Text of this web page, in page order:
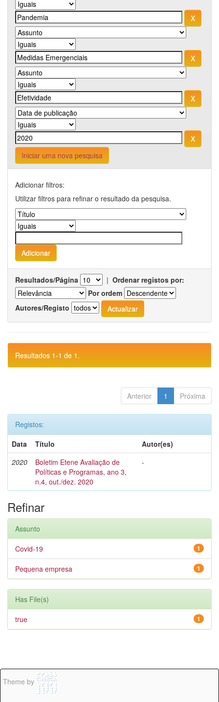
Iniciar uma nova pesquisa
Adicionar filtros:
Utilizar filtros para refinar o resultado da pesquisa.
Resultados/Página | Ordenar registos por:
Por ordem
Autores/Registo
Resultados 1-1 de 1.
Anterior 1 Próxima
Registos:
Data
Título
Autor(es)
2020
Boletim Etene Avaliação de
Políticas e Programas, ano 3,
n.4, out./dez. 2020
-
Refinar
Assunto
1
Covid-19
1
Pequena empresa
Has File(s)
1
true
Theme by